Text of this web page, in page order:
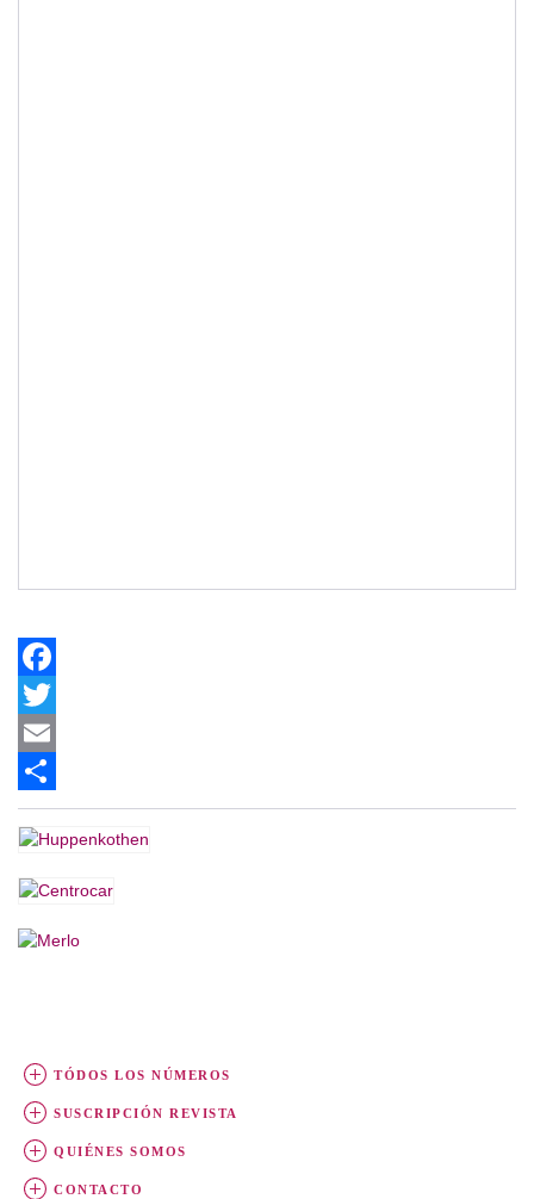
Facebook
Twitter
Email
Share
TÓDOS LOS NÚMEROS
SUSCRIPCIÓN REVISTA
QUIÉNES SOMOS
CONTACTO